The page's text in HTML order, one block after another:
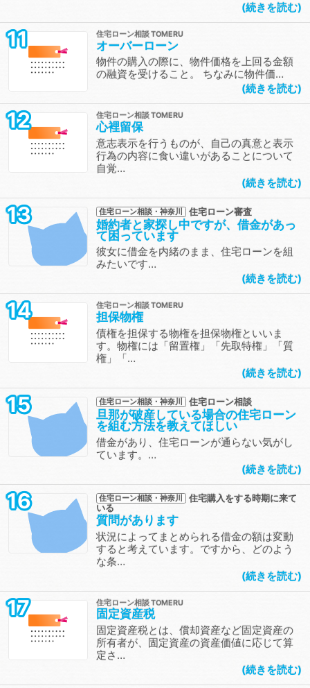
続きを読む
11 住宅ローン相談
オーバーローン
物件の購入の際に、物件価格を上回る金額
の融資を受けること。 ちなみに物件価…
続きを読む
12 住宅ローン相談
心裡留保
意志表示を行うものが、自己の真意と表示
行為の内容に食い違いがあることについて
自覚…
続きを読む
13 住宅ローン相談・神奈川 住宅ローン審査
婚約者と家探し中ですが、借金があっ
て困っています
彼女に借金を内緒のまま、住宅ローンを組
みたいです…
続きを読む
14 住宅ローン相談
担保物権
債権を担保する物権を担保物権といいま
す。物権には「留置権」「先取特権」「質
権」「…
続きを読む
15 住宅ローン相談・神奈川 住宅ローン相談
旦那が破産している場合の住宅ローン
を組む方法を教えてほしい
借金があり、住宅ローンが通らない気がし
ています。…
続きを読む
16 住宅ローン相談・神奈川
住宅購入をする時期に来て
いる
質問があります
状況によってまとめられる借金の額は変動
すると考えています。ですから、どのよう
な条…
続きを読む
17 住宅ローン相談
固定資産税
固定資産税とは、償却資産など固定資産の
所有者が、固定資産の資産価値に応じて算
定さ…
続きを読む